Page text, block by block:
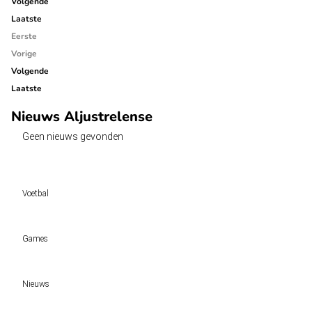
Laatste
Eerste
Vorige
Volgende
Laatste
Nieuws Aljustrelense
Geen nieuws gevonden
Voetbal
Wedtips
Games
VW-Tientje
Nieuws